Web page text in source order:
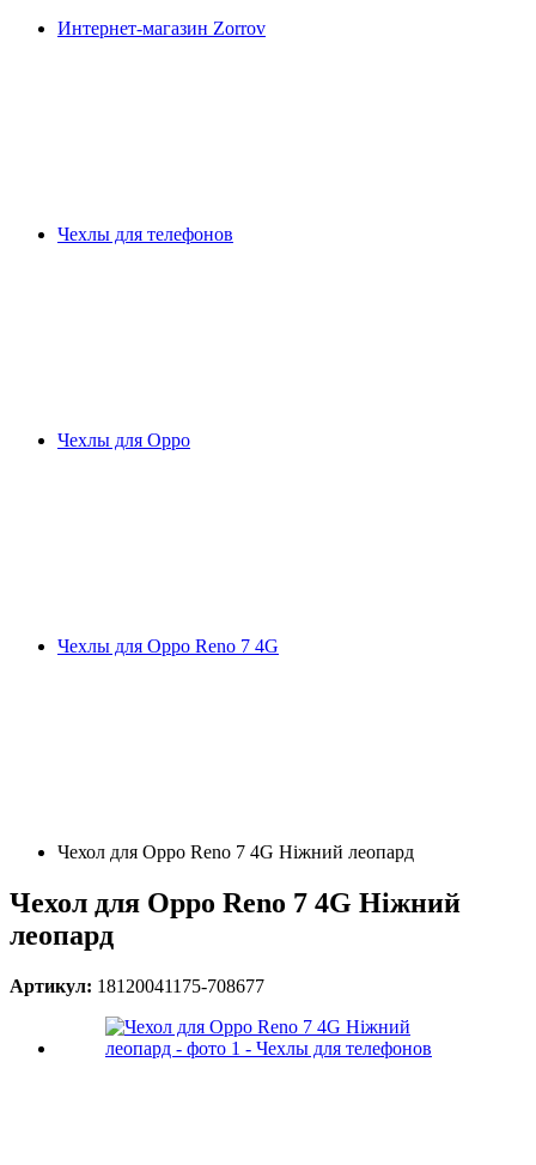
Интернет-магазин Zorrov
Чехлы для телефонов
Чехлы для Oppo
Чехлы для Oppo Reno 7 4G
Чехол для Oppo Reno 7 4G Ніжний леопард
Чехол для Oppo Reno 7 4G Ніжний
леопард
Артикул: 18120041175-708677